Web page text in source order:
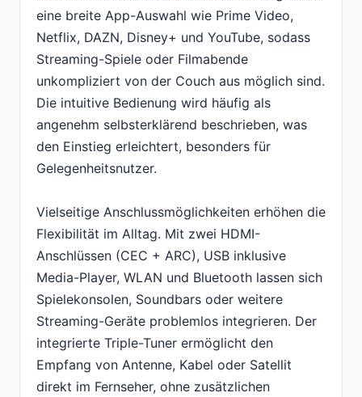
eine breite App-Auswahl wie Prime Video,
Netflix, DAZN, Disney+ und YouTube, sodass
Streaming-Spiele oder Filmabende
unkompliziert von der Couch aus möglich sind.
Die intuitive Bedienung wird häufig als
angenehm selbsterklärend beschrieben, was
den Einstieg erleichtert, besonders für
Gelegenheitsnutzer.
Vielseitige Anschlussmöglichkeiten erhöhen die
Flexibilität im Alltag. Mit zwei HDMI-
Anschlüssen (CEC + ARC), USB inklusive
Media-Player, WLAN und Bluetooth lassen sich
Spielekonsolen, Soundbars oder weitere
Streaming-Geräte problemlos integrieren. Der
integrierte Triple-Tuner ermöglicht den
Empfang von Antenne, Kabel oder Satellit
direkt im Fernseher, ohne zusätzlichen